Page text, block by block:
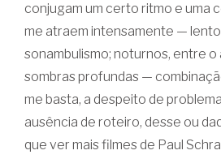
conjugam um certo ritmo e uma
me atraem intensamente —
sonambulismo; noturnos, entre o
sombras profundas —
me basta, a despeito de
ausência de roteiro, desse ou
que ver mais filmes de Paul